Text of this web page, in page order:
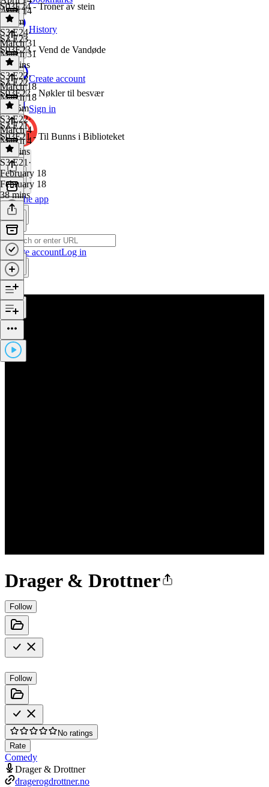
History
Create account
Sign in
Get the app
Create accountLog in
Drager & Drottner
Follow
Follow
No ratings
Rate
Comedy
Drager & Drottner
dragerogdrottner.no
April 14
1h 2m
S03E24 - Troner av stein
S3 E24·
March 31
March 31
45 mins
S3 E23
S03E23 - Vend de Vandøde
S3 E23·
March 18
March 18
1h 15m
S3 E22
S03E22 - Nøkler til besvær
S3 E22·
March 4
March 4
42 mins
S3 E21
S03E21 - Til Bunns i Biblioteket
S3 E21 ·
February 18
February 18
38 mins